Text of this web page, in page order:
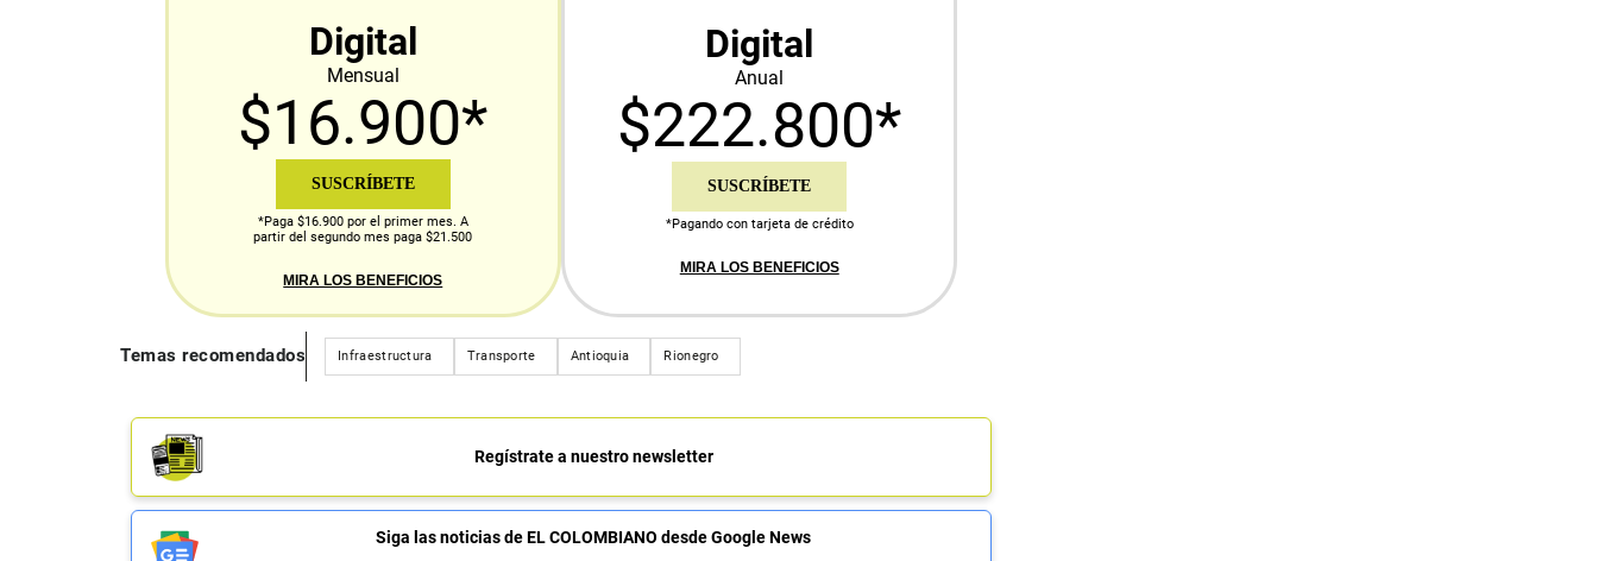
Digital
Mensual
$16.900*
SUSCRÍBETE
*Paga $16.900 por el primer mes. A
partir del segundo mes paga $21.500
MIRA LOS BENEFICIOS
Digital
Anual
$222.800*
SUSCRÍBETE
*Pagando con tarjeta de crédito
MIRA LOS BENEFICIOS
Temas recomendados Infraestructura Transporte Antioquia Rionegro
Regístrate a nuestro newsletter
Siga las noticias de EL COLOMBIANO desde Google News